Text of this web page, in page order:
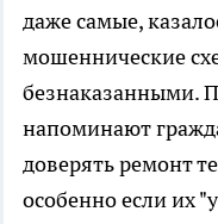
даже самые,
мошеннические
безнаказанными.
напоминают
доверять ремонт
особенно если их